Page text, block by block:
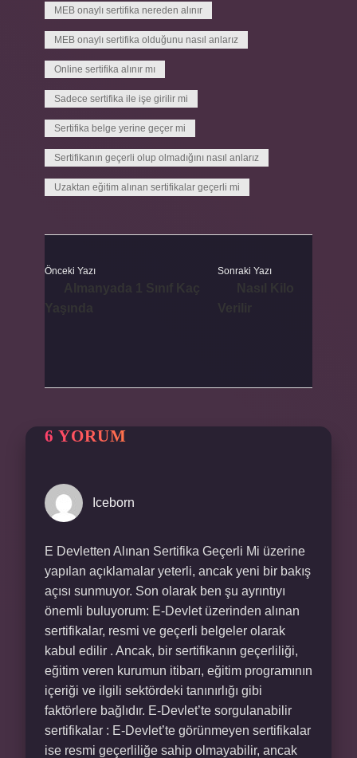
MEB onaylı sertifika nereden alınır
MEB onaylı sertifika olduğunu nasıl anlarız
Online sertifika alınır mı
Sadece sertifika ile işe girilir mi
Sertifika belge yerine geçer mi
Sertifikanın geçerli olup olmadığını nasıl anlarız
Uzaktan eğitim alınan sertifikalar geçerli mi
Önceki Yazı Sonraki Yazı
6 YORUM
Iceborn
E Devletten Alınan Sertifika Geçerli Mi üzerine
yapılan açıklamalar yeterli, ancak yeni bir bakış
açısı sunmuyor. Son olarak ben şu ayrıntıyı
önemli buluyorum: E-Devlet üzerinden alınan
sertifikalar, resmi ve geçerli belgeler olarak
kabul edilir . Ancak, bir sertifikanın geçerliliği,
eğitim veren kurumun itibarı, eğitim programının
içeriği ve ilgili sektördeki tanınırlığı gibi
faktörlere bağlıdır. E-Devlet’te sorgulanabilir
sertifikalar : E-Devlet’te görünmeyen sertifikalar
ise resmi geçerliliğe sahip olmayabilir, ancak